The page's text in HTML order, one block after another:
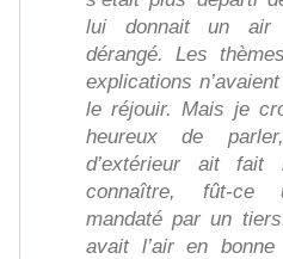
lui donnait un air
dérangé. Les
explications
le réjouir. Mais je
heureux de
d’extérieur ait
connaître, fût-ce
mandaté par un
avait l’air en